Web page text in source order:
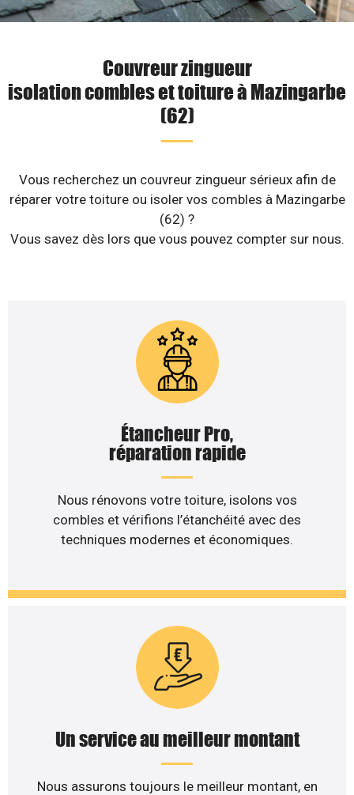
Couvreur zingueur
isolation combles et toiture à Mazingarbe
(62)
Vous recherchez un couvreur zingueur sérieux afin de
réparer votre toiture ou isoler vos combles à Mazingarbe
(62) ?
Vous savez dès lors que vous pouvez compter sur nous.
Étancheur Pro,
réparation rapide
Nous rénovons votre toiture, isolons vos
combles et vérifions l’étanchéité avec des
techniques modernes et économiques.
Un service au meilleur montant
Nous assurons toujours le meilleur montant, en